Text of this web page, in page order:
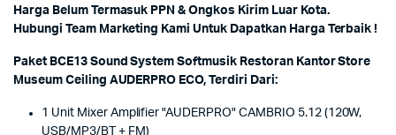
Harga Belum Termasuk PPN & Ongkos Kirim Luar Kota.
Hubungi Team Marketing Kami Untuk Dapatkan Harga Terbaik !
Paket BCE13 Sound System Softmusik Restoran Kantor Store
Museum Ceiling AUDERPRO ECO, Terdiri Dari:
1 Unit Mixer Amplifier "AUDERPRO" CAMBRIO 5.12 (120W,
USB/MP3/BT + FM)